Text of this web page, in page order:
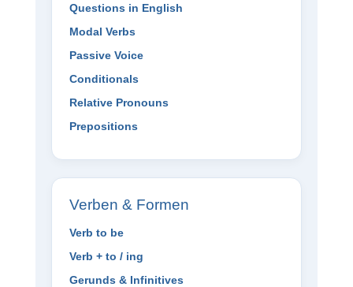
Questions in English
Modal Verbs
Passive Voice
Conditionals
Relative Pronouns
Prepositions
Verben & Formen
Verb to be
Verb + to / ing
Gerunds & Infinitives